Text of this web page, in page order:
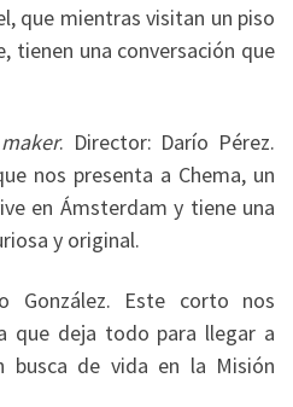
que mientras visitan un piso
tienen una conversación que
. Director: Darío Pérez.
nos presenta a Chema, un
en Ámsterdam y tiene una
y original.
González. Este corto nos
que deja todo para llegar a
busca de vida en la Misión